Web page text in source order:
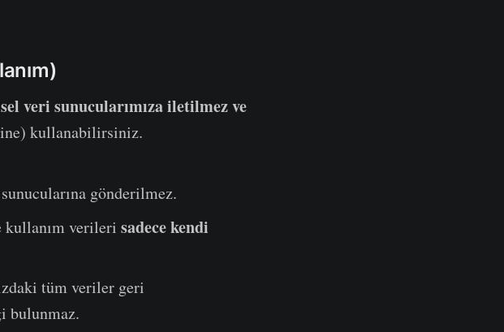
veri sunucularımıza iletilmez ve
kullanabilirsiniz.
gönderilmez.
kullanım verileri sadece kendi
tüm veriler geri
bulunmaz.